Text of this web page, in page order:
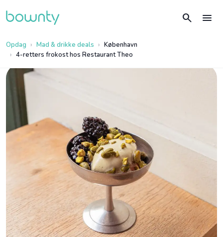
search menu
Opdag Mad & drikke deals
København
4-retters frokost hos Restaurant Theo